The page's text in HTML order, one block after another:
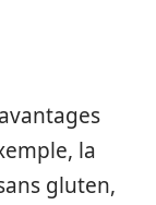
la
gluten,